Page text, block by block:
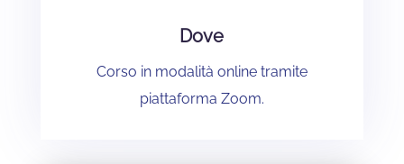
Dove
Corso in modalità online tramite
piattaforma Zoom.